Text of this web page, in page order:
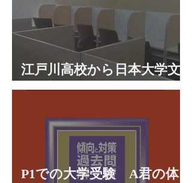
江戸川高校から日本大学文
理学部に合格 合格体験談
P1での大学受験 A君の体